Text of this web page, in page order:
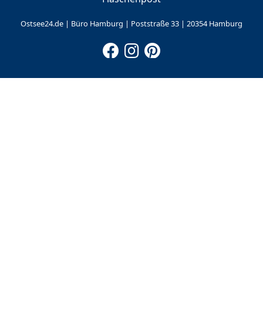
Ostsee24.de | Büro Hamburg | Poststraße 33 | 20354 Hamburg